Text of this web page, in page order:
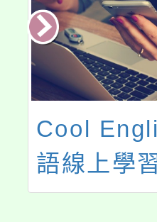
Cool
語線上學
112年度